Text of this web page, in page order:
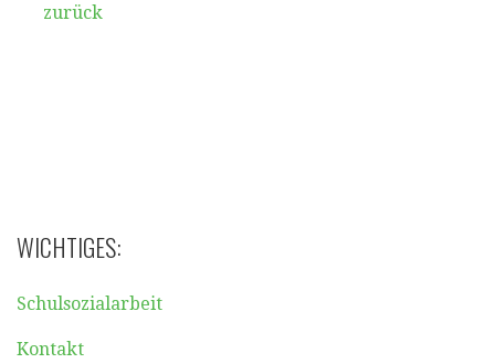
zurück
WICHTIGES:
Schulsozialarbeit
Kontakt